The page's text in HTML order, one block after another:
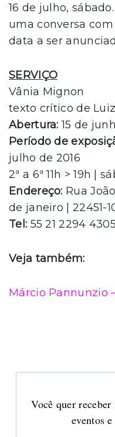
16 de julho,
uma conversa
data a ser
SERVIÇO
Vânia Mignon
texto crítico de
Abertura: 15 de
Período de
julho de 2016
2ª a 6ª 11h > 19h |
Endereço: Rua
de janeiro | 22451-
Tel: 55 21 2294 4305
Veja também:
Márcio Pannunzio
Você quer
eventos